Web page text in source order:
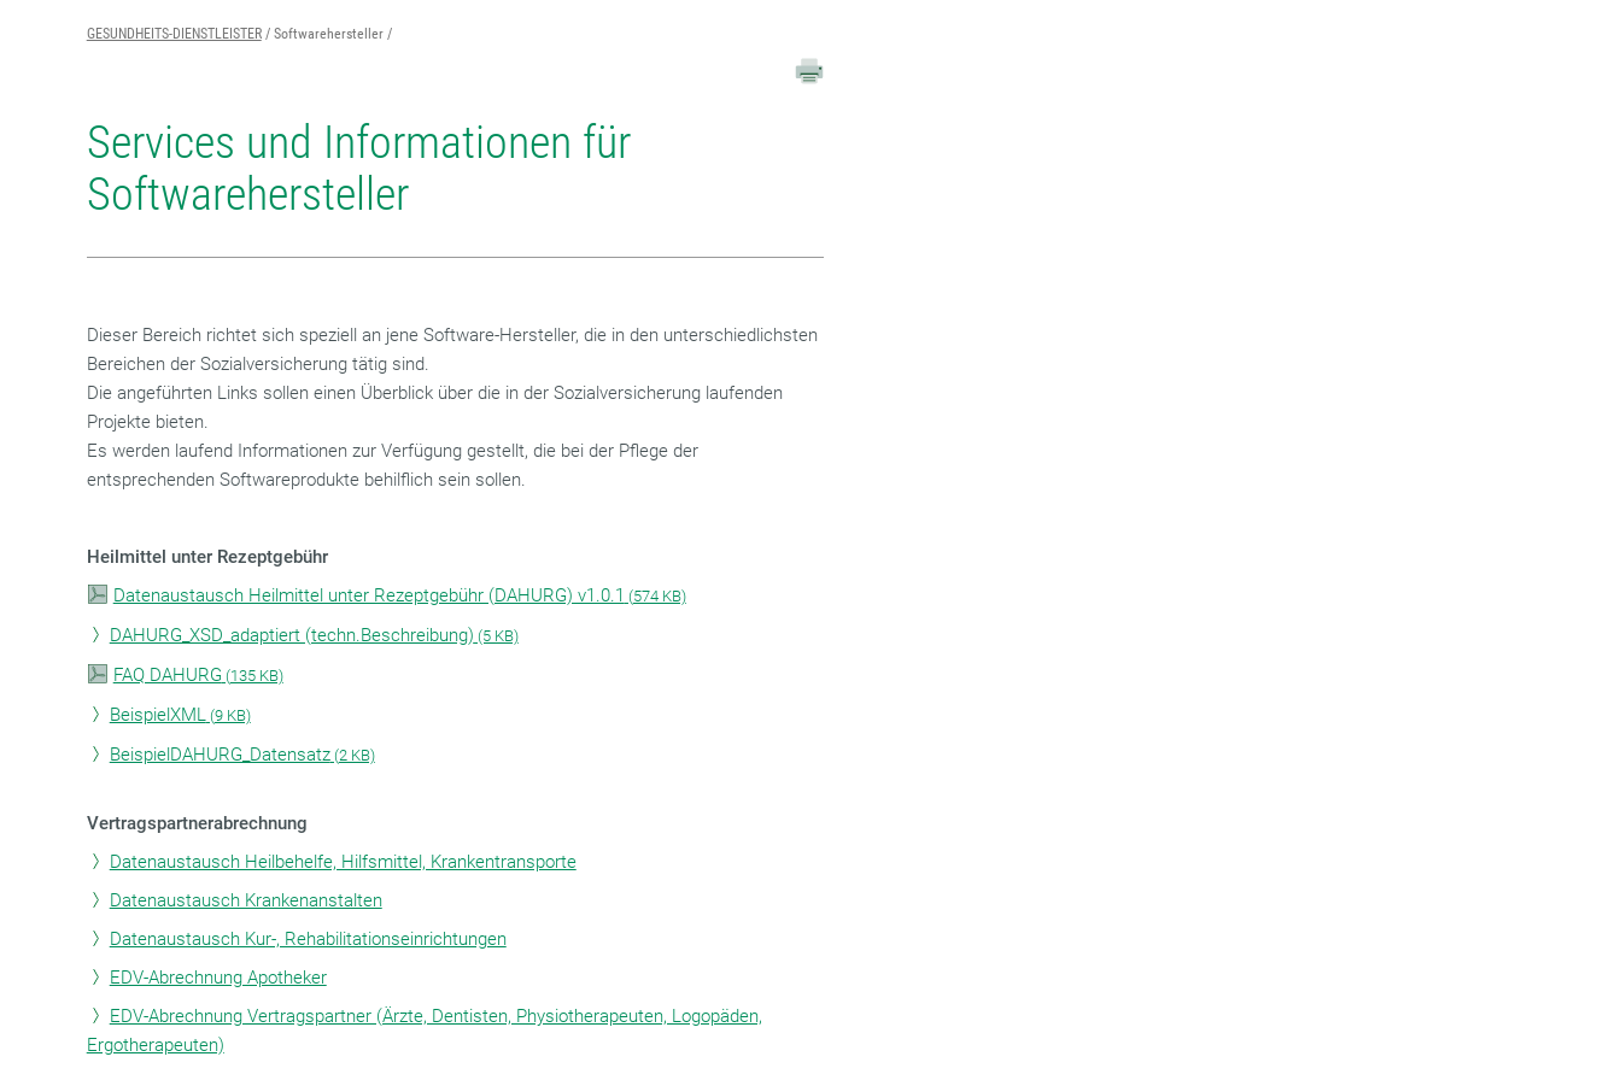
GESUNDHEITS-DIENSTLEISTER Softwarehersteller
Services und Informationen für
Softwarehersteller
Dieser Bereich richtet sich speziell an jene Software-Hersteller, die in den unterschiedlichsten
Bereichen der Sozialversicherung tätig sind.
Die angeführten Links sollen einen Überblick über die in der Sozialversicherung laufenden
Projekte bieten.
Es werden laufend Informationen zur Verfügung gestellt, die bei der Pflege der
entsprechenden Softwareprodukte behilflich sein sollen.
Heilmittel unter Rezeptgebühr
Datenaustausch Heilmittel unter Rezeptgebühr (DAHURG) v1.0.1 (574 KB)
DAHURG_XSD_adaptiert (techn.Beschreibung) (5 KB)
FAQ DAHURG (135 KB)
BeispielXML(9 KB)
BeispielDAHURG_Datensatz(2 KB)
Vertragspartnerabrechnung
Datenaustausch Heilbehelfe, Hilfsmittel, Krankentransporte
Datenaustausch Krankenanstalten
Datenaustausch Kur-, Rehabilitationseinrichtungen
EDV-Abrechnung Apotheker
EDV-Abrechnung Vertragspartner (Ärzte, Dentisten, Physiotherapeuten, Logopäden,
Ergotherapeuten)